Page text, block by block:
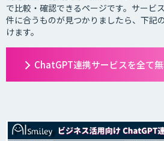
で比較・確認できるページです。サービ
件に合うものが見つかりましたら、下記
けます。
ChatGPT連携サービスを全て